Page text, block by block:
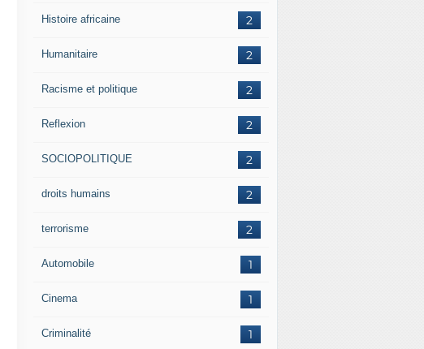
2
Histoire africaine
2
Humanitaire
2
Racisme et politique
2
Reflexion
2
SOCIOPOLITIQUE
2
droits humains
2
terrorisme
1
Automobile
1
Cinema
1
Criminalité